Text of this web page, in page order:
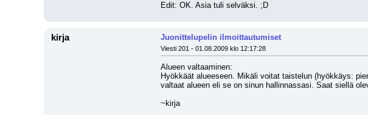
Edit: OK. Asia tuli selväksi. ;D
kirja Juonittelupelin ilmoittautumiset
Viesti 201 - 01.08.2009 klo 12:17:28
Alueen valtaaminen:
Hyökkäät alueeseen. Mikäli voitat taistelun (hyökkäys:
valtaat alueen eli se on sinun hallinnassasi. Saat siellä
~kirja